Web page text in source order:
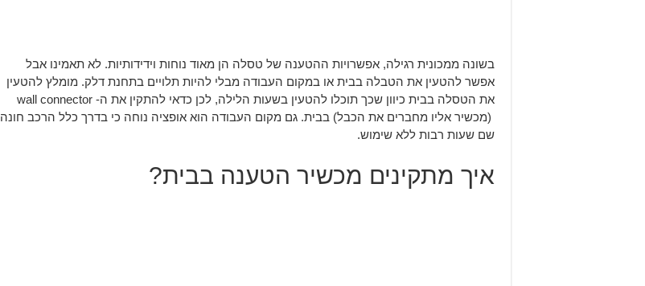
בשונה ממכונית רגילה, אפשרויות ההטענה של טסלה הן מאוד נוחות וידידותיות. לא תאמינו אבל
אפשר להטעין את הטבלה בבית או במקום העבודה מבלי להיות תלויים בתחנת דלק. מומלץ להטעין
את הטסלה בבית כיוון שכך תוכלו להטעין בשעות הלילה, לכן כדאי להתקין את ה- wall connector
(מכשיר אליו מחברים את הכבל) בבית. גם מקום העבודה הוא אופציה נוחה כי בדרך כלל הרכב חונה
שם שעות רבות ללא שימוש.
איך מתקינים מכשיר הטענה בבית?